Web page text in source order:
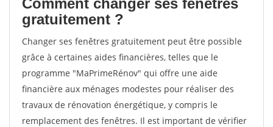
Comment changer ses fenêtres
gratuitement ?
Changer ses fenêtres gratuitement peut être possible
grâce à certaines aides financières, telles que le
programme "MaPrimeRénov" qui offre une aide
financière aux ménages modestes pour réaliser des
travaux de rénovation énergétique, y compris le
remplacement des fenêtres. Il est important de vérifier